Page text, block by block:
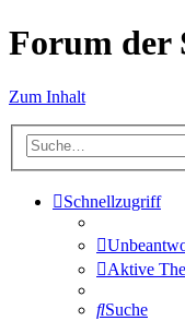
Forum der
Zum Inhalt
Schnellzugriff
Aktive
Suche